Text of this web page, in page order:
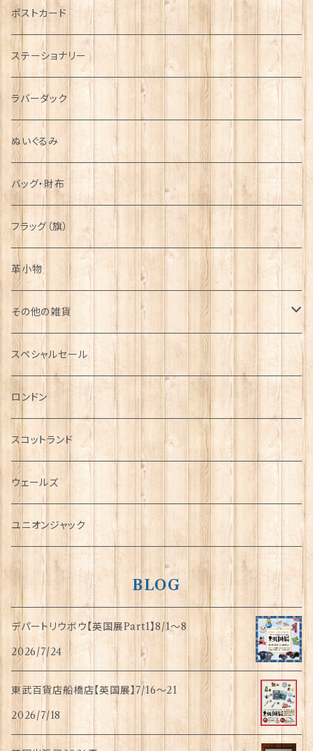
運動＆人物
シンボル
ARMY
ポストカード
ステーショナリー
ラバーダック
ぬいぐるみ
バッグ・財布
フラッグ（旗）
革小物
その他の雑貨
ミニカー
チャーム
犬グッズ
傘
指貫(シンブル)
スペシャルセール
ロンドン
スコットランド
ウェールズ
ユニオンジャック
BLOG
デパートリウボウ【英国展Part1】8/1〜8
2026/7/24
東武百貨店船橋店【英国展】7/16～21
2026/7/18